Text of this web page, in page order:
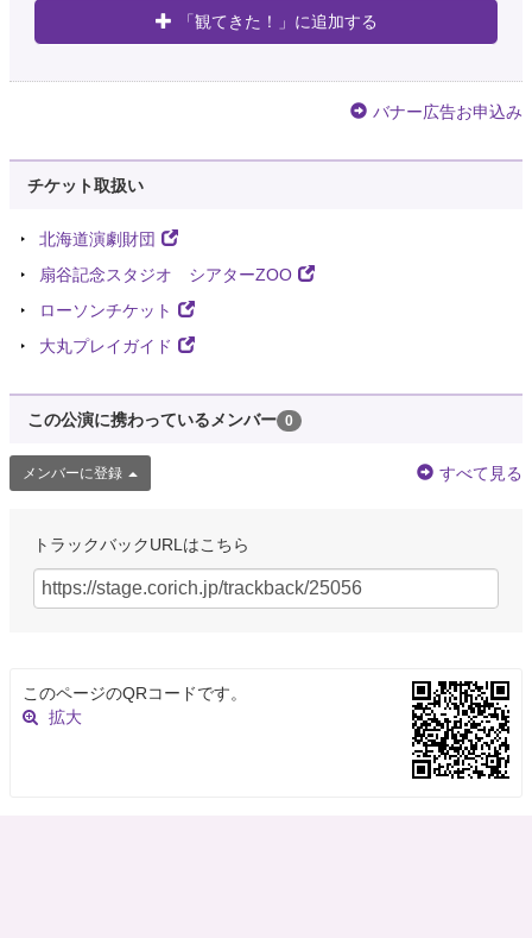
「観てきた！」に追加する
バナー広告お申込み
チケット取扱い
北海道演劇財団
扇谷記念スタジオ シアターZOO
ローソンチケット
大丸プレイガイド
この公演に携わっているメンバー 0
メンバーに登録 すべて見る
トラックバックURLはこちら
このページのQRコードです。
拡大